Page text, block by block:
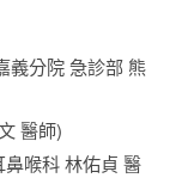
義分院 急診部 熊
醫師)
鼻喉科 林佑貞 醫